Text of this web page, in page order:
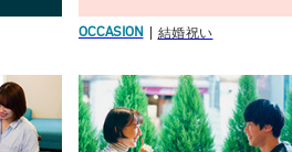
OCCASION 結婚祝い